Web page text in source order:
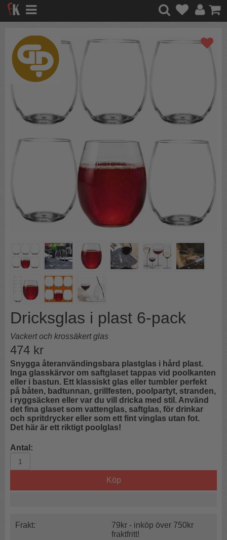
Dricksglas i plast 6-pack
Vackert och krossäkert glas
474 kr
Snygga återanvändingsbara plastglas i hård plast.
Inga glasskärvor om saftglaset tappas vid poolkanten
eller i bastun. Ett klassiskt glas eller tumbler perfekt
på båten, badtunnan, grillfesten, poolpartyt, stranden,
i ryggsäcken eller var du vill dricka med stil. Använd
det fina glaset som vattenglas, saftglas, för drinkar
och spritdrycker eller som ett fint vinglas utan fot.
Det här är ett riktigt poolglas!
Antal:
Köp
Frakt:
79kr - inköp över 750kr
fraktfritt!